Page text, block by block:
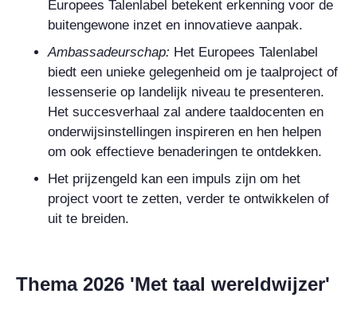
Europees Talenlabel betekent erkenning voor de
buitengewone inzet en innovatieve aanpak.
Ambassadeurschap: Het Europees Talenlabel
biedt een unieke gelegenheid om je taalproject of
lessenserie op landelijk niveau te presenteren.
Het succesverhaal zal andere taaldocenten en
onderwijsinstellingen inspireren en hen helpen
om ook effectieve benaderingen te ontdekken.
Het prijzengeld kan een impuls zijn om het
project voort te zetten, verder te ontwikkelen of
uit te breiden.
Thema 2026 'Met taal wereldwijzer'